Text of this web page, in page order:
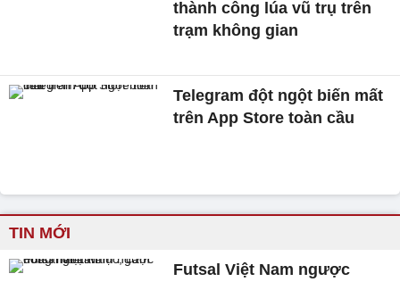
thành công lúa vũ trụ trên
trạm không gian
Telegram đột ngột biến mất
trên App Store toàn cầu
TIN MỚI
Futsal Việt Nam ngược